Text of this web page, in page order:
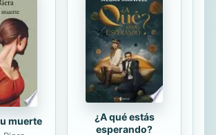
attention of kids who enjoy stories
about underdog superheroes.
muerte
¿A qué estás
esperando?